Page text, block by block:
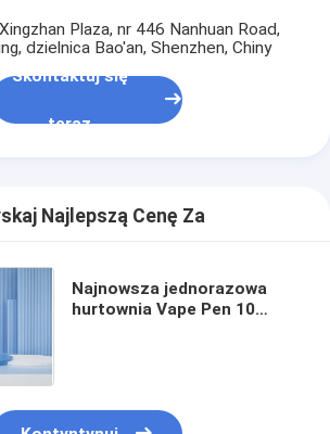
Plaza, nr 446 Nanhuan Road,
dzielnica Bao'an, Shenzhen, Chiny
Skontaktuj się
teraz
Najlepszą Cenę Za
Najnowsza jednorazowa
hurtownia Vape Pen 10